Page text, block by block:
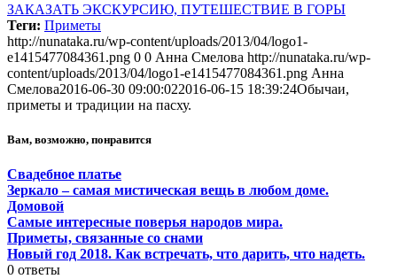
ЗАКАЗАТЬ ЭКСКУРСИЮ, ПУТЕШЕСТВИЕ В ГОРЫ
Теги: Приметы
http://nunataka.ru/wp-content/uploads/2013/04/logo1-
e1415477084361.png 0 0 Анна Смелова http://nunataka.ru/wp-
content/uploads/2013/04/logo1-e1415477084361.png Анна
Смелова2016-06-30 09:00:022016-06-15 18:39:24Обычаи,
приметы и традиции на пасху.
Вам, возможно, понравится
Свадебное платье
Зеркало – самая мистическая вещь в любом доме.
Домовой
Самые интересные поверья народов мира.
Приметы, связанные со снами
Новый год 2018. Как встречать, что дарить, что надеть.
0 ответы